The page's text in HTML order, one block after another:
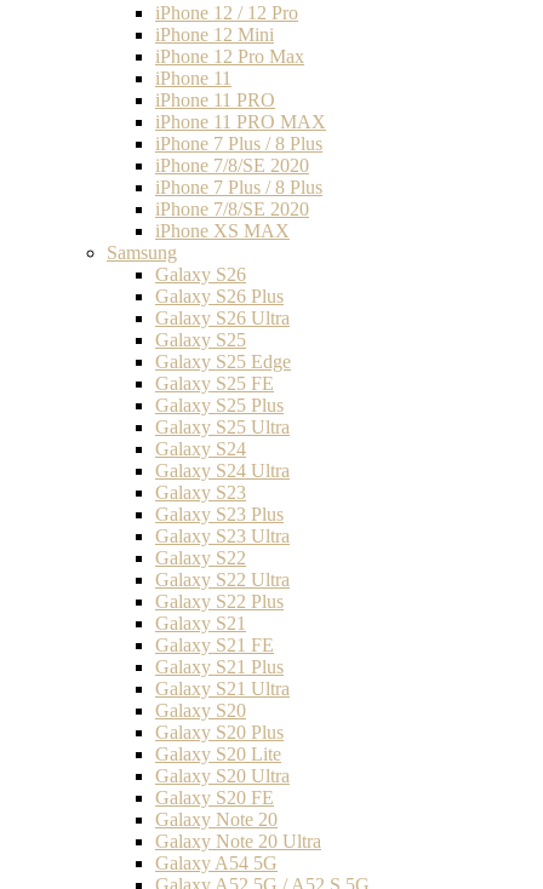
iPhone 12 / 12 Pro
iPhone 12 Mini
iPhone 12 Pro Max
iPhone 11
iPhone 11 PRO
iPhone 11 PRO MAX
iPhone 7 Plus / 8 Plus
iPhone 7/8/SE 2020
iPhone 7 Plus / 8 Plus
iPhone 7/8/SE 2020
iPhone XS MAX
Samsung
Galaxy S26
Galaxy S26 Plus
Galaxy S26 Ultra
Galaxy S25
Galaxy S25 Edge
Galaxy S25 FE
Galaxy S25 Plus
Galaxy S25 Ultra
Galaxy S24
Galaxy S24 Ultra
Galaxy S23
Galaxy S23 Plus
Galaxy S23 Ultra
Galaxy S22
Galaxy S22 Ultra
Galaxy S22 Plus
Galaxy S21
Galaxy S21 FE
Galaxy S21 Plus
Galaxy S21 Ultra
Galaxy S20
Galaxy S20 Plus
Galaxy S20 Lite
Galaxy S20 Ultra
Galaxy S20 FE
Galaxy Note 20
Galaxy Note 20 Ultra
Galaxy A54 5G
Galaxy A52 5G / A52 S 5G